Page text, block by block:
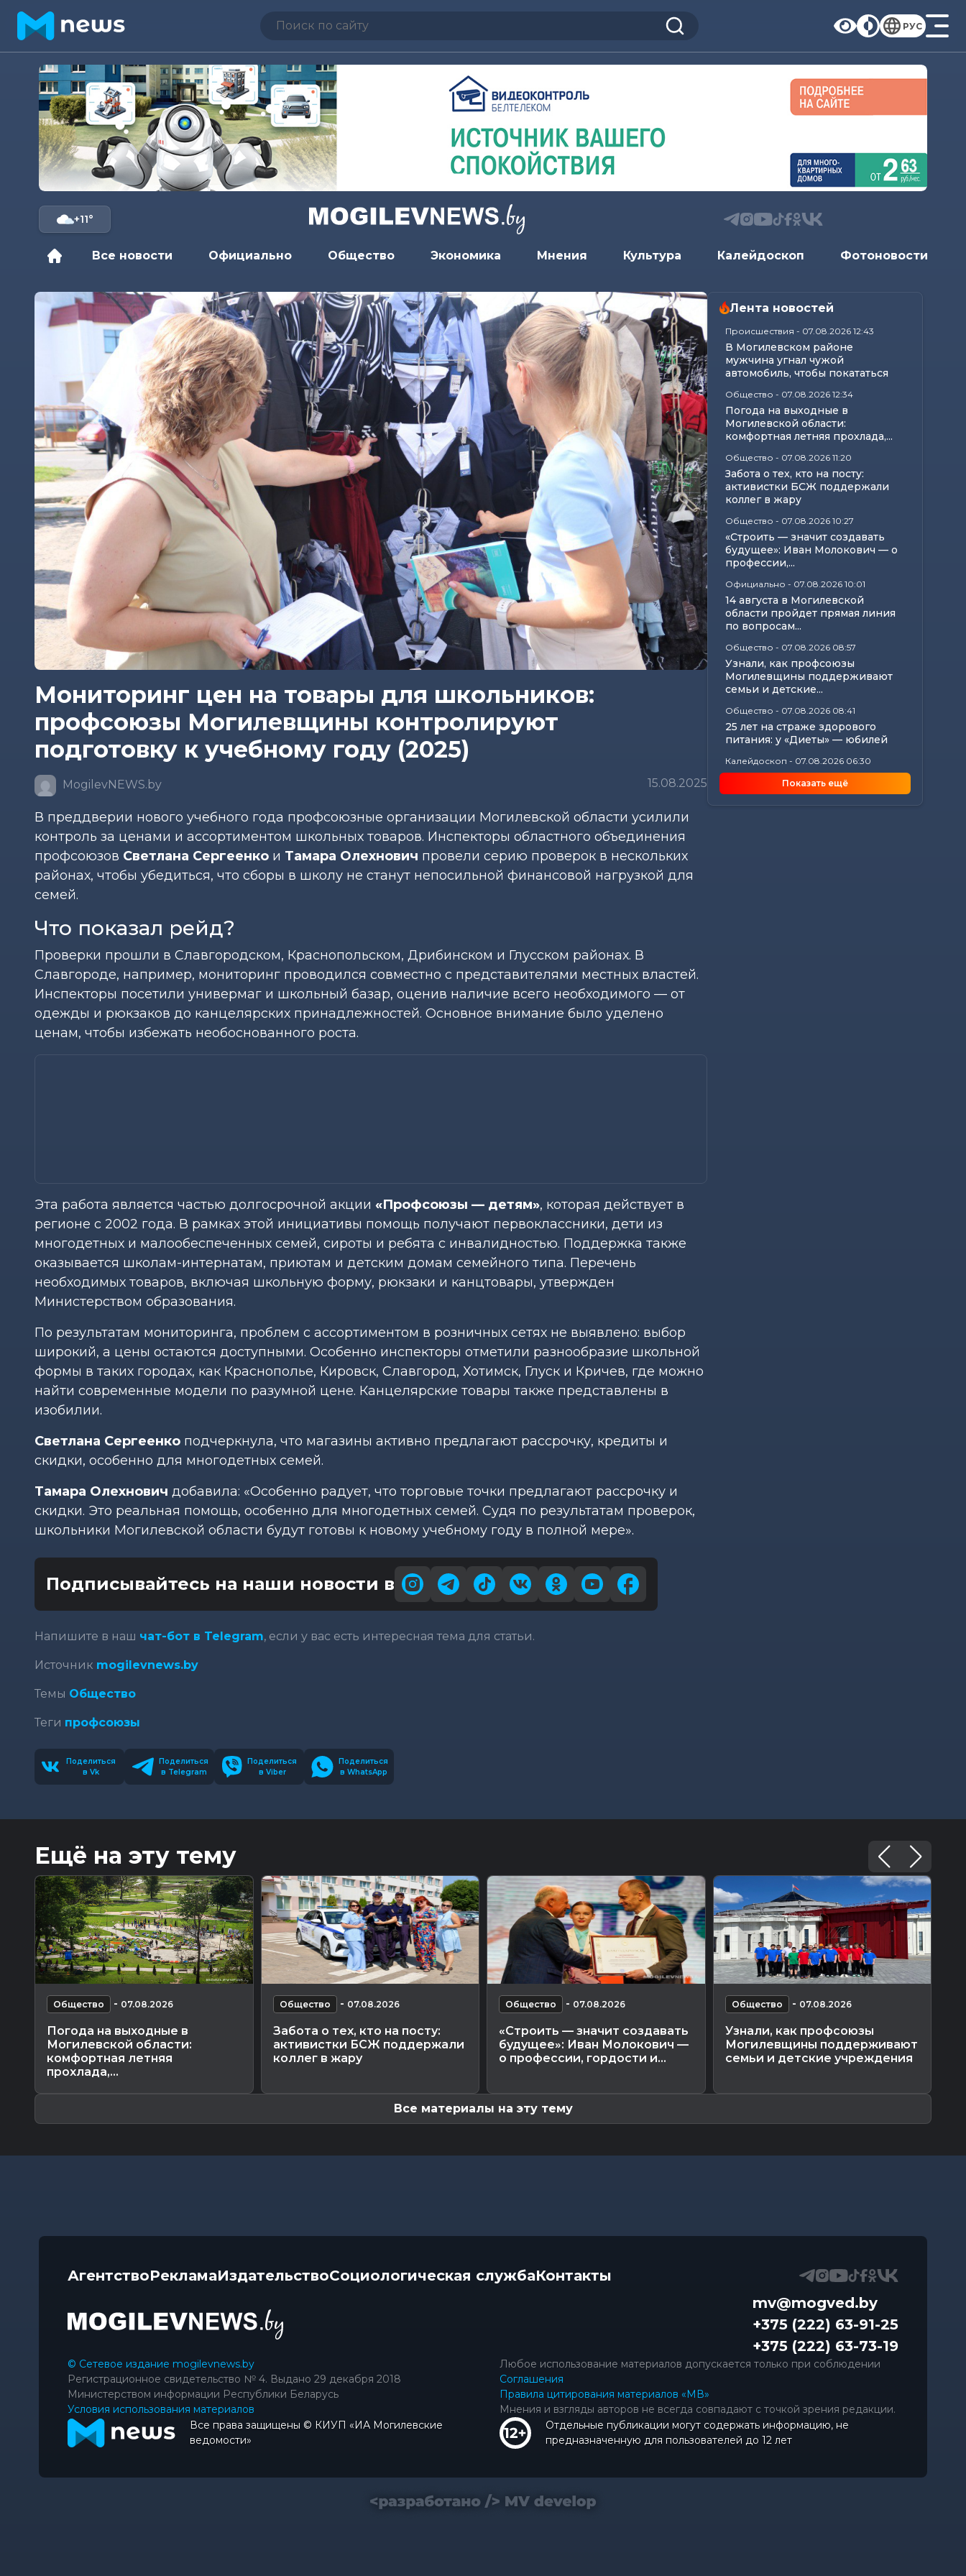
РУС
+11°
Все новости Официально Общество Экономика Мнения Культура Калейдоскоп Фотоновости
Мониторинг цен на товары для школьников:
профсоюзы Могилевщины контролируют
подготовку к учебному году (2025)
MogilevNEWS.by 15.08.2025
В преддверии нового учебного года профсоюзные организации Могилевской области усилили
контроль за ценами и ассортиментом школьных товаров. Инспекторы областного объединения
профсоюзов Светлана Сергеенко и Тамара Олехнович провели серию проверок в нескольких
районах, чтобы убедиться, что сборы в школу не станут непосильной финансовой нагрузкой для
семей.
Что показал рейд?
Проверки прошли в Славгородском, Краснопольском, Дрибинском и Глусском районах. В
Славгороде, например, мониторинг проводился совместно с представителями местных властей.
Инспекторы посетили универмаг и школьный базар, оценив наличие всего необходимого — от
одежды и рюкзаков до канцелярских принадлежностей. Основное внимание было уделено
ценам, чтобы избежать необоснованного роста.
Эта работа является частью долгосрочной акции «Профсоюзы — детям», которая действует в
регионе с 2002 года. В рамках этой инициативы помощь получают первоклассники, дети из
многодетных и малообеспеченных семей, сироты и ребята с инвалидностью. Поддержка также
оказывается школам-интернатам, приютам и детским домам семейного типа. Перечень
необходимых товаров, включая школьную форму, рюкзаки и канцтовары, утвержден
Министерством образования.
По результатам мониторинга, проблем с ассортиментом в розничных сетях не выявлено: выбор
широкий, а цены остаются доступными. Особенно инспекторы отметили разнообразие школьной
формы в таких городах, как Краснополье, Кировск, Славгород, Хотимск, Глуск и Кричев, где можно
найти современные модели по разумной цене. Канцелярские товары также представлены в
изобилии.
Светлана Сергеенко подчеркнула, что магазины активно предлагают рассрочку, кредиты и
скидки, особенно для многодетных семей.
Тамара Олехнович добавила: «Особенно радует, что торговые точки предлагают рассрочку и
скидки. Это реальная помощь, особенно для многодетных семей. Судя по результатам проверок,
школьники Могилевской области будут готовы к новому учебному году в полной мере».
Подписывайтесь на наши новости в
Напишите в наш чат-бот в Telegram, если у вас есть интересная тема для статьи.
Источник mogilevnews.by
Темы Общество
Теги профсоюзы
Поделиться
в Vk
Поделиться
в Telegram
Поделиться
в Viber
Поделиться
в WhatsApp
Лента новостей
Происшествия - 07.08.2026 12:43
В Могилевском районе
мужчина угнал чужой
автомобиль, чтобы покататься
Общество - 07.08.2026 12:34
Погода на выходные в
Могилевской области:
комфортная летняя прохлада,...
Общество - 07.08.2026 11:20
Забота о тех, кто на посту:
активистки БСЖ поддержали
коллег в жару
Общество - 07.08.2026 10:27
«Строить — значит создавать
будущее»: Иван Молокович — о
профессии,...
Официально - 07.08.2026 10:01
14 августа в Могилевской
области пройдет прямая линия
по вопросам...
Общество - 07.08.2026 08:57
Узнали, как профсоюзы
Могилевщины поддерживают
семьи и детские...
Общество - 07.08.2026 08:41
25 лет на страже здорового
питания: у «Диеты» — юбилей
Калейдоскоп - 07.08.2026 06:30
Звездный расклад: к чему
готовиться всем знакам
зодиака 8 августа
Показать ещё
Ещё на эту тему
Общество - 07.08.2026
Погода на выходные в
Могилевской области:
комфортная летняя
прохлада,...
Общество - 07.08.2026
Забота о тех, кто на посту:
активистки БСЖ поддержали
коллег в жару
Общество - 07.08.2026
«Строить — значит создавать
будущее»: Иван Молокович —
о профессии, гордости и...
Общество - 07.08.2026
Узнали, как профсоюзы
Могилевщины поддерживают
семьи и детские учреждения
Все материалы на эту тему
АгентствоРекламаИздательствоСоциологическая службаКонтакты
mv@mogved.by
+375 (222) 63-91-25
+375 (222) 63-73-19
© Сетевое издание mogilevnews.by
Регистрационное свидетельство № 4. Выдано 29 декабря 2018
Министерством информации Республики Беларусь
Условия использования материалов
Любое использование материалов допускается только при соблюдении
Соглашения
Правила цитирования материалов «МВ»
Мнения и взгляды авторов не всегда совпадают с точкой зрения редакции.
Все права защищены © КИУП «ИА Могилевские
ведомости»
Отдельные публикации могут содержать информацию, не
предназначенную для пользователей до 12 лет